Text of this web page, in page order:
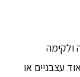
ולקימה
עצבניים או